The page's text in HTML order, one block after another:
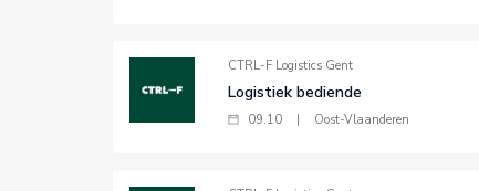
CTRL-F Logistics Gent
Logistiek bediende
09.10 Oost-Vlaanderen